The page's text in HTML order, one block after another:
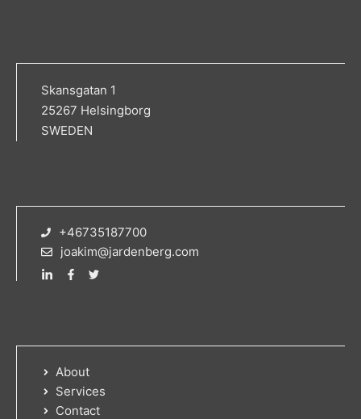
Skansgatan 1
25267 Helsingborg
SWEDEN
+46735187700
joakim@jardenberg.com
About
Services
Contact